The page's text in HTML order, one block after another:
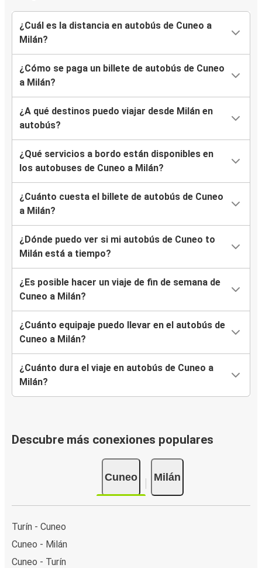
¿Cuál es la distancia en autobús de Cuneo a
Milán?
¿Cómo se paga un billete de autobús de Cuneo
a Milán?
¿A qué destinos puedo viajar desde Milán en
autobús?
¿Qué servicios a bordo están disponibles en
los autobuses de Cuneo a Milán?
¿Cuánto cuesta el billete de autobús de Cuneo
a Milán?
¿Dónde puedo ver si mi autobús de Cuneo to
Milán está a tiempo?
¿Es posible hacer un viaje de fin de semana de
Cuneo a Milán?
¿Cuánto equipaje puedo llevar en el autobús de
Cuneo a Milán?
¿Cuánto dura el viaje en autobús de Cuneo a
Milán?
Descubre más conexiones populares
Cuneo Milán
Turín - Cuneo
Cuneo - Milán
Cuneo - Turín